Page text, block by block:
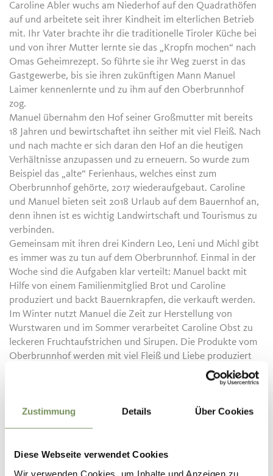
Zustimmung Details Über Cookies
Diese Webseite verwendet Cookies
Wir verwenden Cookies, um Inhalte und Anzeigen zu
Caroline Abler wuchs am Niederhof auf den Quadrathöfen
auf und arbeitete seit ihrer Kindheit im elterlichen Betrieb
mit. Ihr Vater brachte ihr die traditionelle Tiroler Küche bei
und von ihrer Mutter lernte sie das „Kropfn mochen“ nach
Omas Geheimrezept. So führte sie ihr Weg zuerst in das
Gastgewerbe, bis sie ihren zukünftigen Mann Manuel
Laimer kennenlernte und zu ihm auf den Oberbrunnhof
zog.
Manuel übernahm den Hof seiner Großmutter mit bereits
18 Jahren und bewirtschaftet ihn seither mit viel Fleiß. Nach
und nach machte er sich daran den Hof an die heutigen
Verhältnisse anzupassen und zu erneuern. So wurde zum
Beispiel das „alte“ Ferienhaus, welches einst zum
Oberbrunnhof gehörte, 2017 wiederaufgebaut. Caroline
und Manuel bieten seit 2018 Urlaub auf dem Bauernhof an,
denn ihnen ist es wichtig Landwirtschaft und Tourismus zu
verbinden.
Gemeinsam mit ihren drei Kindern Leo, Leni und Michl gibt
es immer was zu tun auf dem Oberbrunnhof. Einmal in der
Woche sind die Aufgaben klar verteilt: Manuel backt mit
Hilfe von einem Familienmitglied Brot und Caroline
produziert und backt Bauernkrapfen, die verkauft werden.
Im Winter nutzt Manuel die Zeit zur Herstellung von
Wurstwaren und im Sommer verarbeitet Caroline Obst zu
leckeren Fruchtaufstrichen und Sirupen. Die Produkte vom
Oberbrunnhof werden mit viel Fleiß und Liebe produziert
und garantieren Frische, Regionalität und Qualität.
Öffentliche Verkehrsmittel
Fahrplansuche: https://www.suedtirolmobil.info/de/